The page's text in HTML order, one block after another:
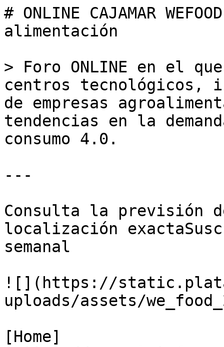
# ONLINE CAJAMAR
alimentación
> Foro ONLINE en el
centros tecnológicos,
de empresas
tendencias en la
consumo 4.0.
---
Consulta la previsión
localización
semanal
![](https://
uploads/assets/
[Home]